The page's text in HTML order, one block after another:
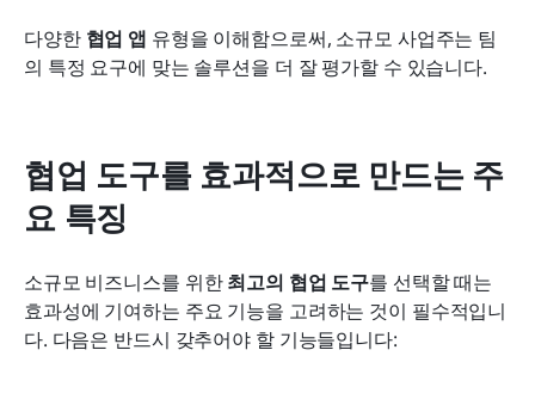
다양한 협업 앱 유형을 이해함으로써, 소규모 사업주는 팀
의 특정 요구에 맞는 솔루션을 더 잘 평가할 수 있습니다.
협업 도구를 효과적으로 만드는 주
요 특징
소규모 비즈니스를 위한 최고의 협업 도구를 선택할 때는
효과성에 기여하는 주요 기능을 고려하는 것이 필수적입니
다. 다음은 반드시 갖추어야 할 기능들입니다: